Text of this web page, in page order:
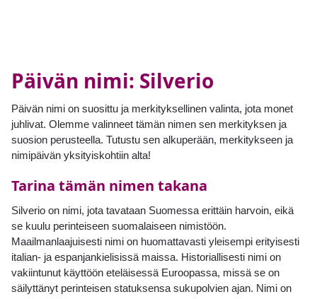
Päivän nimi: Silverio
Päivän nimi on suosittu ja merkityksellinen valinta, jota monet
juhlivat. Olemme valinneet tämän nimen sen merkityksen ja
suosion perusteella. Tutustu sen alkuperään, merkitykseen ja
nimipäivän yksityiskohtiin alta!
Tarina tämän nimen takana
Silverio on nimi, jota tavataan Suomessa erittäin harvoin, eikä
se kuulu perinteiseen suomalaiseen nimistöön.
Maailmanlaajuisesti nimi on huomattavasti yleisempi erityisesti
italian- ja espanjankielisissä maissa. Historiallisesti nimi on
vakiintunut käyttöön eteläisessä Euroopassa, missä se on
säilyttänyt perinteisen statuksensa sukupolvien ajan. Nimi on